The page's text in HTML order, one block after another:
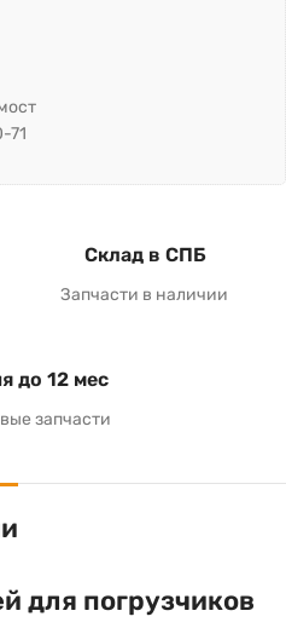
71
Склад в СПБ
Запчасти в наличии
до 12 мес
запчасти
для погрузчиков